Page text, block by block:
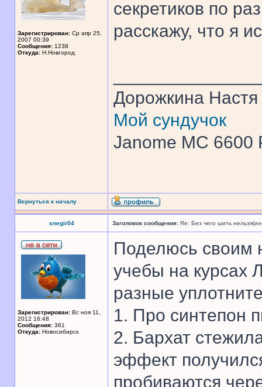
Зарегистрирован: Ср апр 25,
2007 00:39
Сообщения: 1238
Откуда: Н.Новгород
секретиков по
расскажу, что я
Дорожкина Настя
Мой сундучок
Janome MC
Вернуться к началу
snegir04 Заголовок сообщения: Re: Без чего шить
Зарегистрирован: Вс ноя 11,
2012 16:48
Сообщения: 361
Откуда: Новосибирск
Поделюсь своим
учебы на
разные
1. Про синтепон
2. Бархат
эффект
пробиваются